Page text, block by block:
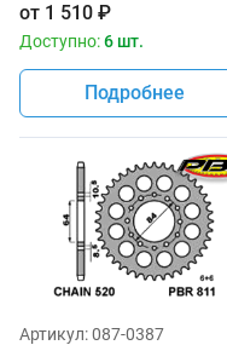
от 1 510 ₽
Доступно:6 шт.
Подробнее
Артикул:087-0387